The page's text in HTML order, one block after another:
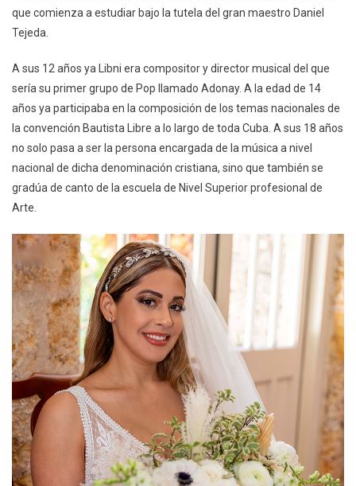
que comienza a estudiar bajo la tutela del gran maestro Daniel
Tejeda.
A sus 12 años ya Libni era compositor y director musical del que
sería su primer grupo de Pop llamado Adonay. A la edad de 14
años ya participaba en la composición de los temas nacionales de
la convención Bautista Libre a lo largo de toda Cuba. A sus 18 años
no solo pasa a ser la persona encargada de la música a nivel
nacional de dicha denominación cristiana, sino que también se
gradúa de canto de la escuela de Nivel Superior profesional de
Arte.